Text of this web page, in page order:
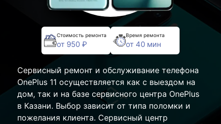
Стоимость ремонта
от 950 ₽
Время ремонта
от 40 мин
Сервисный ремонт и обслуживание телефона
OnePlus 11 осуществляется как с выездом на
дом, так и на базе сервисного центра OnePlus
в Казани. Выбор зависит от типа поломки и
пожелания клиента. Сервисный центр